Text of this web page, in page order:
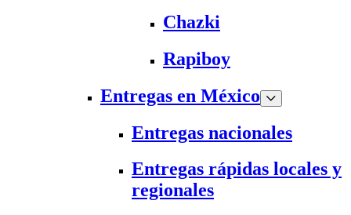
Chazki
Rapiboy
Entregas en México
Entregas nacionales
Entregas rápidas locales y
regionales